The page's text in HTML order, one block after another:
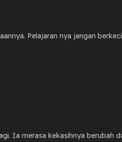
Pelajaran nya jangan
Ia merasa kekasihnya berubah